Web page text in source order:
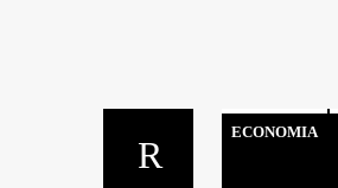
ECONOMIA